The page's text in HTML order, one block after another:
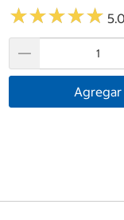
★★★★★
★★★★★
Agregar